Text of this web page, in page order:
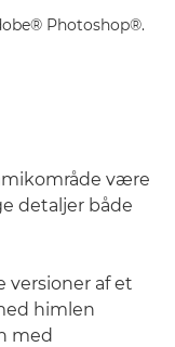
Photoshop®.
være
detaljer både
versioner af et
himlen
med